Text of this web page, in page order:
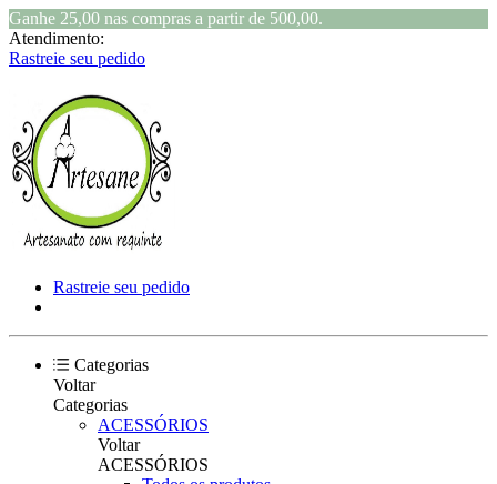
Ganhe 25,00 nas compras a partir de 500,00.
Atendimento:
Rastreie seu pedido
Rastreie seu pedido
Categorias
Voltar
Categorias
ACESSÓRIOS
Voltar
ACESSÓRIOS